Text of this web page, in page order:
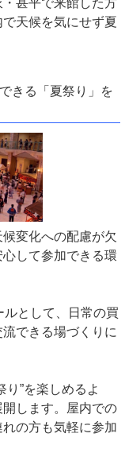
甚平で来館した方
天候を気にせず夏
きる「夏祭り」を
変化への配慮が欠
して参加できる環
ルとして、日常の買
できる場づくりに
”を楽しめるよ
します。屋内での
の方も気軽に参加